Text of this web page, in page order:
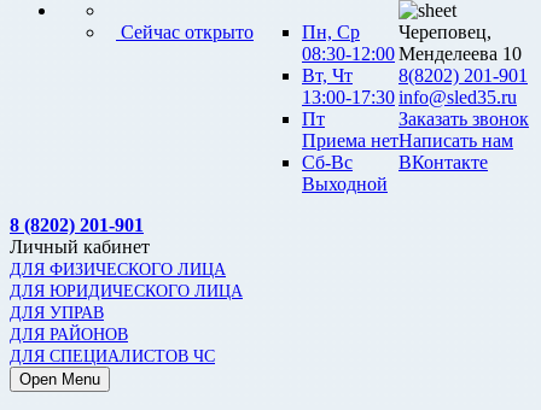
Сейчас открыто
Пн, Ср
08:30-12:00
Вт, Чт
13:00-17:30
Пт
Приема нет
Сб-Вс
Выходной
Череповец,
Менделеева 10
8(8202) 201-901
info@sled35.ru
Заказать звонок
Написать нам
ВКонтакте
8 (8202) 201-901
Личный кабинет
ДЛЯ ФИЗИЧЕСКОГО ЛИЦА
ДЛЯ ЮРИДИЧЕСКОГО ЛИЦА
ДЛЯ УПРАВ
ДЛЯ РАЙОНОВ
ДЛЯ СПЕЦИАЛИСТОВ ЧС
Open Menu